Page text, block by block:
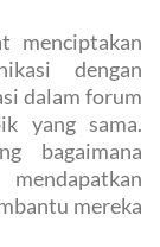
menciptakan
dengan
dalam forum
yang sama.
bagaimana
mereka